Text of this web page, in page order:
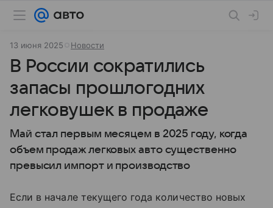
13 июня 2025 Новости
В России сократились
запасы прошлогодних
легковушек в продаже
Май стал первым месяцем в 2025 году, когда
объем продаж легковых авто существенно
превысил импорт и производство
Если в начале текущего года количество новых